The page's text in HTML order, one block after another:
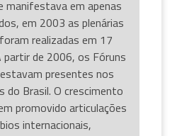
manifestava em apenas
em 2003 as plenárias
realizadas em 17
de 2006, os Fóruns
presentes nos
do Brasil. O crescimento
promovido articulações
internacionais,